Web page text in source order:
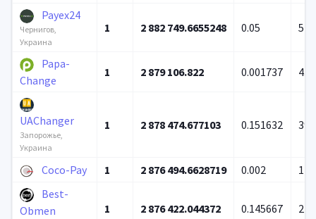
Payex24
Чернигов,
Украина
1 2 882 749.6655248 0.05 5
Papa-
Change
1 2 879 106.822 0.001737 43
UAChanger
Запорожье,
Украина
1 2 878 474.677103 0.151632 39
Coco-Pay 1 2 876 494.6628719 0.002
1
Best-
Obmen
1 2 876 422.044372 0.145667 27